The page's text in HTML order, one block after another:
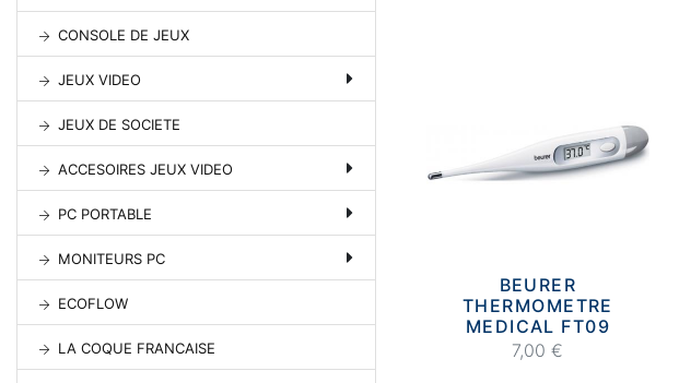
CONSOLE DE JEUX
JEUX VIDEO
JEUX DE SOCIETE
ACCESOIRES JEUX VIDEO
PC PORTABLE
MONITEURS PC
ECOFLOW
LA COQUE FRANCAISE
BEURER
THERMOMETRE
MEDICAL FT09
7,00 €